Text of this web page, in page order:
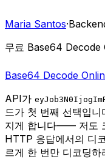
Maria Santos·
무료 Base64 Decode
Base64 Decode
API가
드가 첫 번째 선택입니
지게 합니다—— 저도
HTTP 응답에서의 디
르게 한 번만 디코딩하